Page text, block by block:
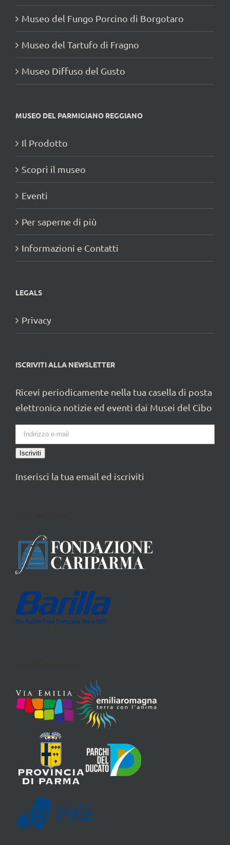
Museo del Fungo Porcino di Borgotaro
Museo del Tartufo di Fragno
Museo Diffuso del Gusto
MUSEO DEL PARMIGIANO REGGIANO
Il Prodotto
Scopri il museo
Eventi
Per saperne di più
Informazioni e Contatti
LEGALS
Privacy
ISCRIVITI ALLA NEWSLETTER
Ricevi periodicamente nella tua casella di posta
elettronica notizie ed eventi dai Musei del Cibo
Iscriviti
Inserisci la tua email ed iscriviti